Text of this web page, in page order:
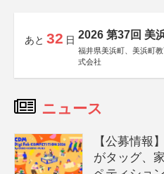
あと 32 日 2026 第37回 美
福井県美浜町、美浜町
式会社
ニュース
【公募情報
がタッグ、